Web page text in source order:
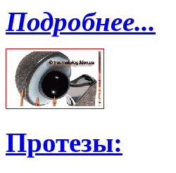
Подробнее...
Протезы: